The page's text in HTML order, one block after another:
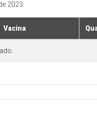
2023
Vacina